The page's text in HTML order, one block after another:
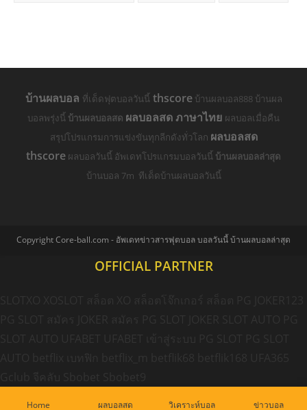
บ้านผลบอล ที่เด็ดฟุตบอลวันนี้ thscoreบ้านผลบอล888 บ้านผล
บอลพรุ่งนี้ บ้านผลบอลสด ผลบอลสด ภาษาไทย ผลบอลเมื่อคืน
สรุปโปรแกรมการแข่งขันทุกลีกดังทั่วโลก ผลบอลสด
thscore ผลบอลวันนี้ อัพเดทโปรแกรมบอลวันนี้ บ้านผลบอลล่าสุด
บ้านบอล 7m ทีเด็ดบ้านผลบอลวันนี้
Copyright Core-ball.com - อัพเดทข่าวสารฟุตบอล บอลวันนี้ บ้านผลบอลล่าสุด
OFFICIAL PARTNER
Home ผลบอลสด วิเคราะห์บอล ข่าวบอล